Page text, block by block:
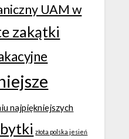
UAM w
zakątki
najpiękniejszych
złota polska jesień